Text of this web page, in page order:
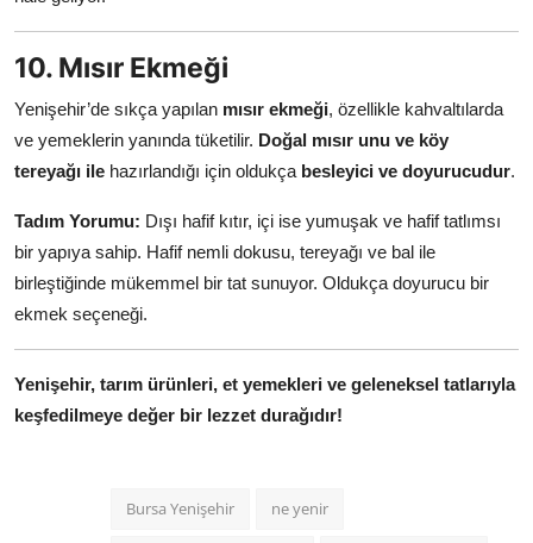
10. Mısır Ekmeği
Yenişehir’de sıkça yapılan mısır ekmeği, özellikle kahvaltılarda
ve yemeklerin yanında tüketilir. Doğal mısır unu ve köy
tereyağı ile hazırlandığı için oldukça besleyici ve doyurucudur.
Tadım Yorumu: Dışı hafif kıtır, içi ise yumuşak ve hafif tatlımsı
bir yapıya sahip. Hafif nemli dokusu, tereyağı ve bal ile
birleştiğinde mükemmel bir tat sunuyor. Oldukça doyurucu bir
ekmek seçeneği.
Yenişehir, tarım ürünleri, et yemekleri ve geleneksel tatlarıyla
keşfedilmeye değer bir lezzet durağıdır!
Bursa Yenişehir ne yenir